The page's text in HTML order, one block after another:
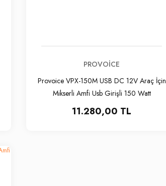
PROVOICE
Provoice VPX-150M USB DC 12V Araç İçin
Mikserli Amfi Usb Girişli 150 Watt
11.280,00 TL